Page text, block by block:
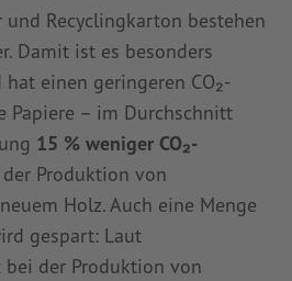
und Recyclingkarton bestehen
Damit ist es besonders
einen geringeren CO₂-
Papiere – im Durchschnitt
15 % weniger CO₂-
Produktion von
Holz. Auch eine Menge
gespart: Laut
der Produktion von